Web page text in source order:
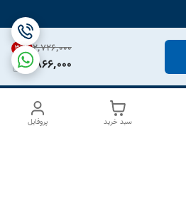
۲٬۷۲۶٬۰۰۰ 31%
1,866,000
پروفایل سبد خرید